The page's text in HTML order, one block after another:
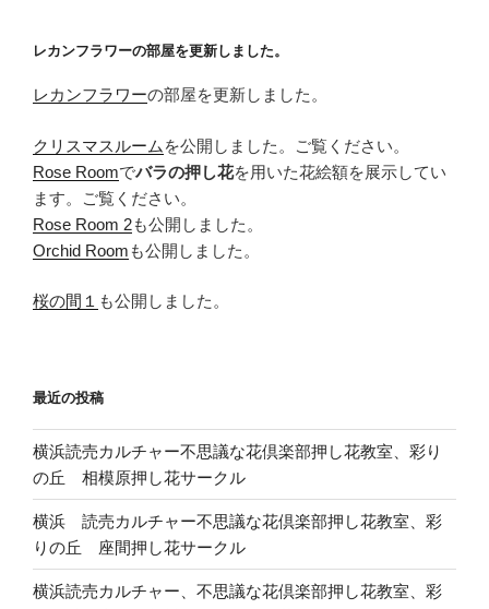
レカンフラワーの部屋を更新しました。
レカンフラワーの部屋を更新しました。
クリスマスルーム を公開しました。ご覧ください。
Rose Roomでバラの押し花を用いた花絵額を展示してい
ます。ご覧ください。
Rose Room 2も公開しました。
Orchid Room も公開しました。
桜の間１ も公開しました。
最近の投稿
横浜読売カルチャー不思議な花倶楽部押し花教室、彩り
の丘 相模原押し花サークル
横浜 読売カルチャー不思議な花倶楽部押し花教室、彩
りの丘 座間押し花サークル
横浜読売カルチャー、不思議な花倶楽部押し花教室、彩